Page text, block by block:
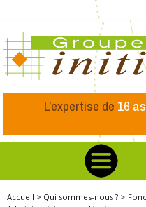
L’expertise de 16
Accueil > Qui sommes-nous ? >